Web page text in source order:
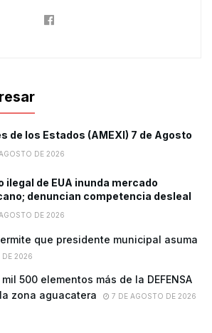
de los Estados (AMEXI) 7 de Agosto
DE 2026
ilegal de EUA inunda mercado
denuncian competencia desleal
DE 2026
que presidente municipal asuma
DE 2026
500 elementos más de la DEFENSA
zona aguacatera
7 DE AGOSTO DE 2026